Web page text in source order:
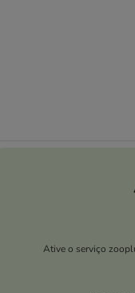
Ative o serviço